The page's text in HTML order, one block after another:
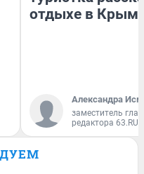
отдыхе в
Александра
заместитель
редактора 63.RU